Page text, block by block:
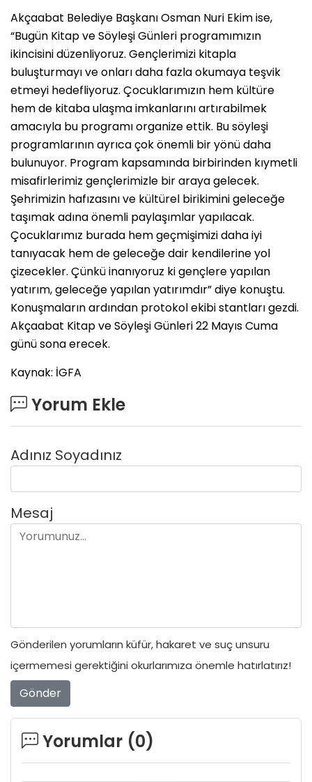
Akçaabat Belediye Başkanı Osman Nuri Ekim ise,
“Bugün Kitap ve Söyleşi Günleri programımızın
ikincisini düzenliyoruz. Gençlerimizi kitapla
buluşturmayı ve onları daha fazla okumaya teşvik
etmeyi hedefliyoruz. Çocuklarımızın hem kültüre
hem de kitaba ulaşma imkanlarını artırabilmek
amacıyla bu programı organize ettik. Bu söyleşi
programlarının ayrıca çok önemli bir yönü daha
bulunuyor. Program kapsamında birbirinden kıymetli
misafirlerimiz gençlerimizle bir araya gelecek.
Şehrimizin hafızasını ve kültürel birikimini geleceğe
taşımak adına önemli paylaşımlar yapılacak.
Çocuklarımız burada hem geçmişimizi daha iyi
tanıyacak hem de geleceğe dair kendilerine yol
çizecekler. Çünkü inanıyoruz ki gençlere yapılan
yatırım, geleceğe yapılan yatırımdır” diye konuştu.
Konuşmaların ardından protokol ekibi stantları gezdi.
Akçaabat Kitap ve Söyleşi Günleri 22 Mayıs Cuma
günü sona erecek.
Kaynak: İGFA
Yorum Ekle
Adınız Soyadınız
Mesaj
Gönderilen yorumların küfür, hakaret ve suç unsuru
içermemesi gerektiğini okurlarımıza önemle hatırlatırız!
Gönder
Yorumlar (0)